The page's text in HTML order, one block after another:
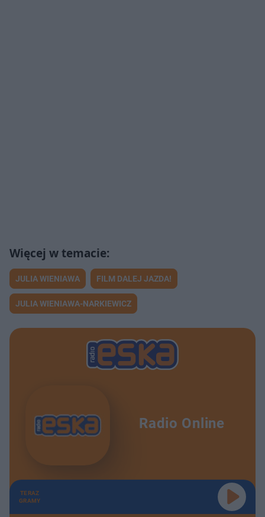
JULIA WIENIAWA FILM DALEJ JAZDA!
JULIA WIENIAWA-NARKIEWICZ
Radio Online
TERAZ
GRAMY